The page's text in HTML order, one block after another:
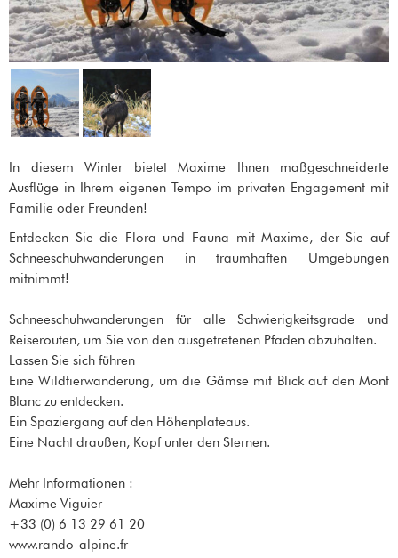
In diesem Winter bietet Maxime Ihnen maßgeschneiderte
Ausflüge in Ihrem eigenen Tempo im privaten Engagement mit
Familie oder Freunden!
Entdecken Sie die Flora und Fauna mit Maxime, der Sie auf
Schneeschuhwanderungen in traumhaften Umgebungen
mitnimmt!
Schneeschuhwanderungen für alle Schwierigkeitsgrade und
Reiserouten, um Sie von den ausgetretenen Pfaden abzuhalten.
Lassen Sie sich führen
Eine Wildtierwanderung, um die Gämse mit Blick auf den Mont
Blanc zu entdecken.
Ein Spaziergang auf den Höhenplateaus.
Eine Nacht draußen, Kopf unter den Sternen.
Mehr Informationen :
Maxime Viguier
+33 (0) 6 13 29 61 20
www.rando-alpine.fr